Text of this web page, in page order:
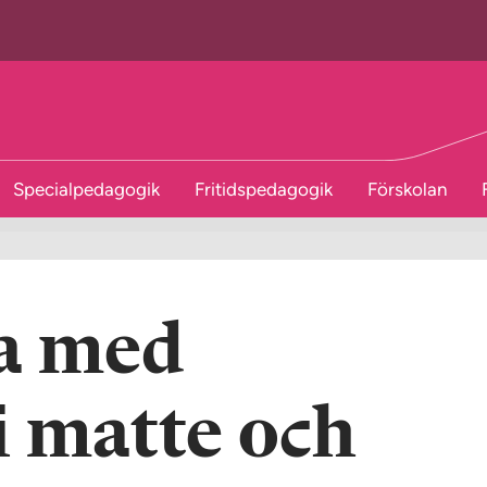
Specialpedagogik Fritidspedagogik Förskolan
med
och